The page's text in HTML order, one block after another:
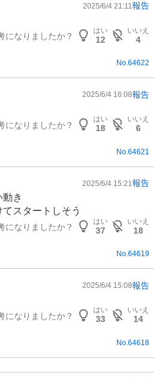
2025/6/4 21:11 報告
になりましたか？
はい
12
いいえ
4
No.64622
2025/6/4 16:08報告
になりましたか？
はい
18
いいえ
6
No. 64621
2025/6/4 15:21 報告
き
スタートしそう
になりましたか？
はい
37
いいえ
18
No.64619
2025/6/4 15:08報告
になりましたか？
はい
33
いいえ
14
No. 64618